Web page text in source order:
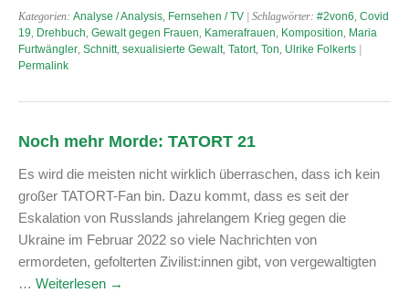
Kategorien: Analyse / Analysis, Fernsehen / TV | Schlagwörter: #2von6, Covid
19, Drehbuch, Gewalt gegen Frauen, Kamerafrauen, Komposition, Maria
Furtwängler, Schnitt, sexualisierte Gewalt, Tatort, Ton, Ulrike Folkerts
Permalink
Noch mehr Morde: TATORT 21
Es wird die meisten nicht wirklich überraschen, dass ich kein
großer TATORT-Fan bin. Dazu kommt, dass es seit der
Eskalation von Russlands jahrelangem Krieg gegen die
Ukraine im Februar 2022 so viele Nachrichten von
ermordeten, gefolterten Zivilist:innen gibt, von vergewaltigten
… Weiterlesen →